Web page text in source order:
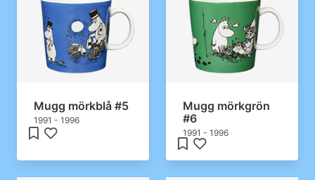
Mugg mörkblå #5
1991 - 1996
Mugg mörkgrön
#6
1991 - 1996